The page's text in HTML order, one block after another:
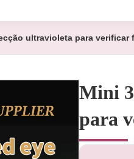
ultravioleta para
Mini
para